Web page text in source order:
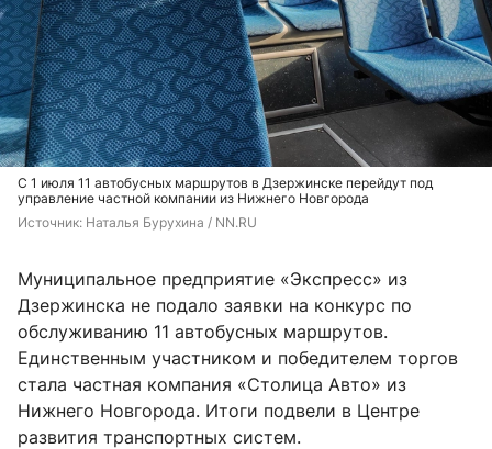
С 1 июля 11 автобусных маршрутов в Дзержинске перейдут под
управление частной компании из Нижнего Новгорода
Источник: Наталья Бурухина / NN.RU
Муниципальное предприятие «Экспресс» из
Дзержинска не подало заявки на конкурс по
обслуживанию 11 автобусных маршрутов.
Единственным участником и победителем торгов
стала частная компания «Столица Авто» из
Нижнего Новгорода. Итоги подвели в Центре
развития транспортных систем.